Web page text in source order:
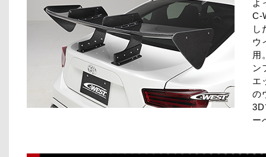
よ
C-
し
ウ
用
ン
エ
の
3D
ー